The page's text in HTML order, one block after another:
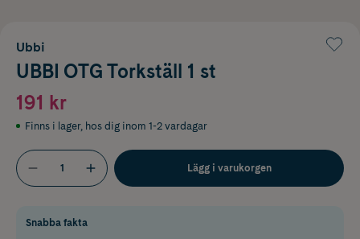
Ubbi
UBBI OTG Torkställ 1 st
191 kr
Finns i lager, hos dig inom 1-2 vardagar
Lägg i varukorgen
Snabba fakta